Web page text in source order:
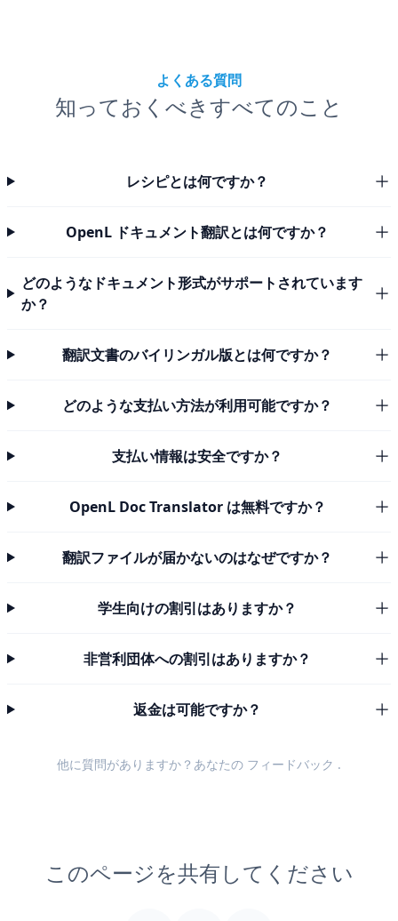
よくある質問
知っておくべきすべてのこと
レシピとは何ですか？
OpenL ドキュメント翻訳とは何ですか？
どのようなドキュメント形式がサポートされています
か？
翻訳文書のバイリンガル版とは何ですか？
どのような支払い方法が利用可能ですか？
支払い情報は安全ですか？
OpenL Doc Translator は無料ですか？
翻訳ファイルが届かないのはなぜですか？
学生向けの割引はありますか？
非営利団体への割引はありますか？
返金は可能ですか？
他に質問がありますか？あなたの フィードバック .
このページを共有してください